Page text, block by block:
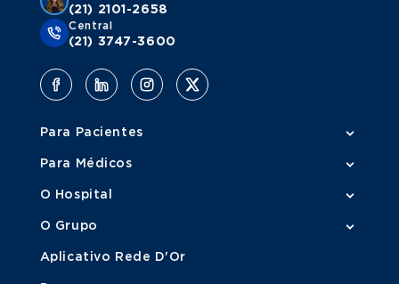
(21) 2101-2658
Central
(21) 3747-3600
Para Pacientes
Para Médicos
O Hospital
O Grupo
Aplicativo Rede D'Or